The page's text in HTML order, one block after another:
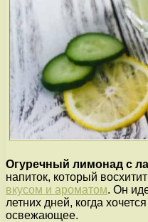
Огуречный лимонад с
напиток, который
вкусом и ароматом. Он
летних дней, когда
освежающее.